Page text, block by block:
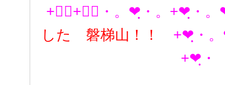
+❤ฺ+❤ฺ・。❤ฺ・。+❤ฺ・
した 磐梯山！！ +❤ฺ・
+❤ฺ・